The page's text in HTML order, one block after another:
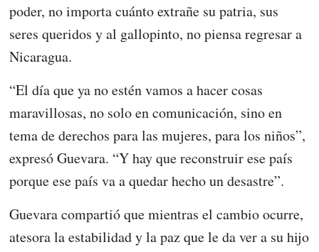
poder, no importa cuánto extrañe su patria, sus
seres queridos y al gallopinto, no piensa regresar a
Nicaragua.
“El día que ya no estén vamos a hacer cosas
maravillosas, no solo en comunicación, sino en
tema de derechos para las mujeres, para los niños”,
expresó Guevara. “Y hay que reconstruir ese país
porque ese país va a quedar hecho un desastre”.
Guevara compartió que mientras el cambio ocurre,
atesora la estabilidad y la paz que le da ver a su hijo